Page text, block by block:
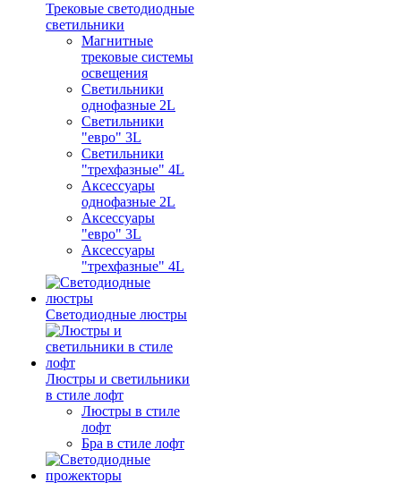
Трековые светодиодные
светильники
Магнитные
трековые системы
освещения
Светильники
однофазные 2L
Светильники
"евро" 3L
Светильники
"трехфазные" 4L
Аксессуары
однофазные 2L
Аксессуары
"евро" 3L
Аксессуары
"трехфазные" 4L
Светодиодные люстры
Люстры и светильники
в стиле лофт
Люстры в стиле
лофт
Бра в стиле лофт